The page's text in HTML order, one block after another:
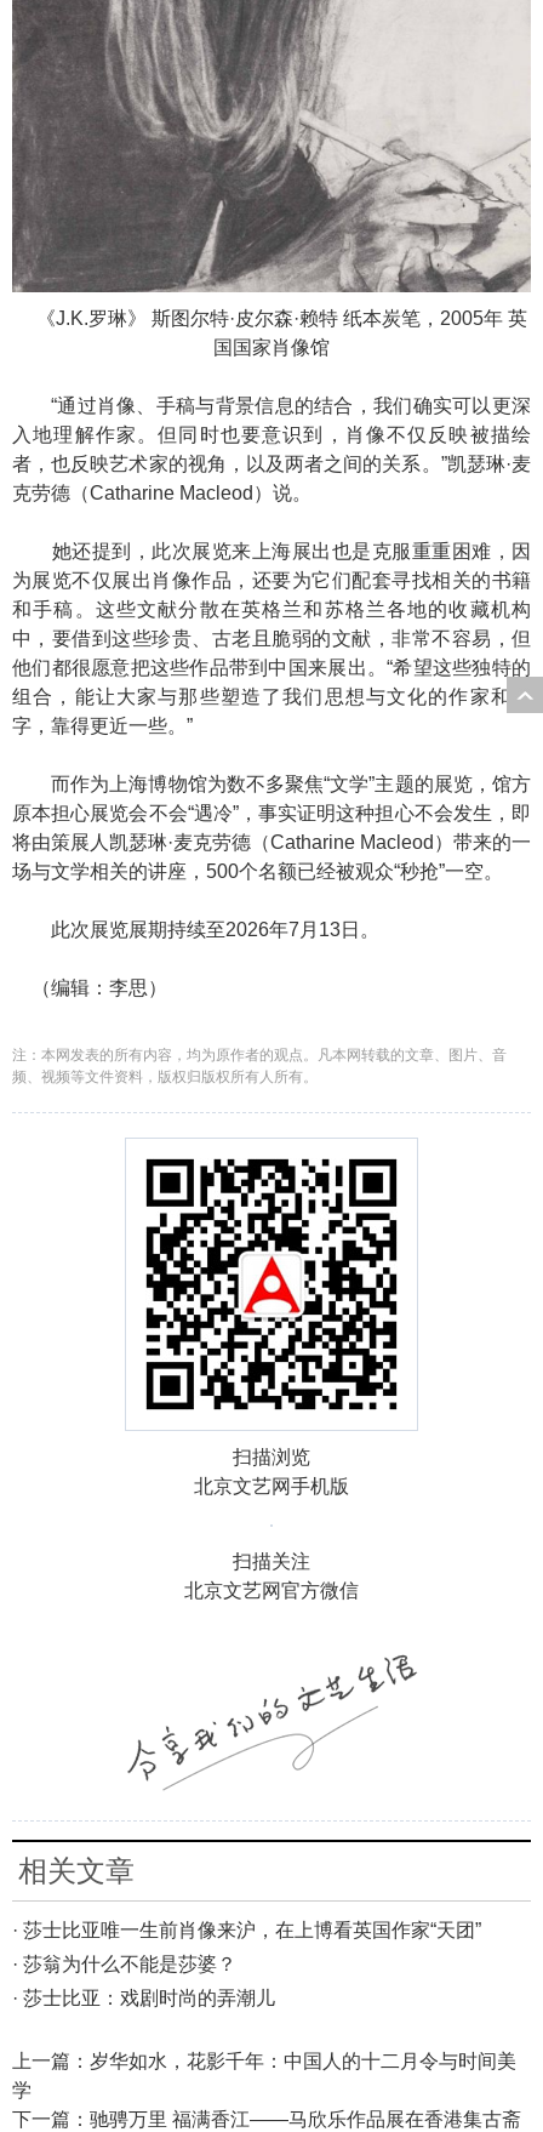
《J.K.罗琳》 斯图尔特·皮尔森·赖特 纸本炭笔，2005年 英
国国家肖像馆
“通过肖像、手稿与背景信息的结合，我们确实可以更深
入地理解作家。但同时也要意识到，肖像不仅反映被描绘
者，也反映艺术家的视角，以及两者之间的关系。”凯瑟琳·麦
克劳德（Catharine Macleod）说。
她还提到，此次展览来上海展出也是克服重重困难，因
为展览不仅展出肖像作品，还要为它们配套寻找相关的书籍
和手稿。这些文献分散在英格兰和苏格兰各地的收藏机构
中，要借到这些珍贵、古老且脆弱的文献，非常不容易，但
他们都很愿意把这些作品带到中国来展出。“希望这些独特的
组合，能让大家与那些塑造了我们思想与文化的作家和文
字，靠得更近一些。”
而作为上海博物馆为数不多聚焦“文学”主题的展览，馆方
原本担心展览会不会“遇冷”，事实证明这种担心不会发生，即
将由策展人凯瑟琳·麦克劳德（Catharine Macleod）带来的一
场与文学相关的讲座，500个名额已经被观众“秒抢”一空。
此次展览展期持续至2026年7月13日。
（编辑：李思）
注：本网发表的所有内容，均为原作者的观点。凡本网转载的文章、图片、音
频、视频等文件资料，版权归版权所有人所有。
扫描浏览
北京文艺网手机版
扫描关注
北京文艺网官方微信
相关文章
· 莎士比亚唯一生前肖像来沪，在上博看英国作家“天团”
· 莎翁为什么不能是莎婆？
· 莎士比亚：戏剧时尚的弄潮儿
上一篇： 岁华如水，花影千年：中国人的十二月令与时间美
学
下一篇： 驰骋万里 福满香江——马欣乐作品展在香港集古斋